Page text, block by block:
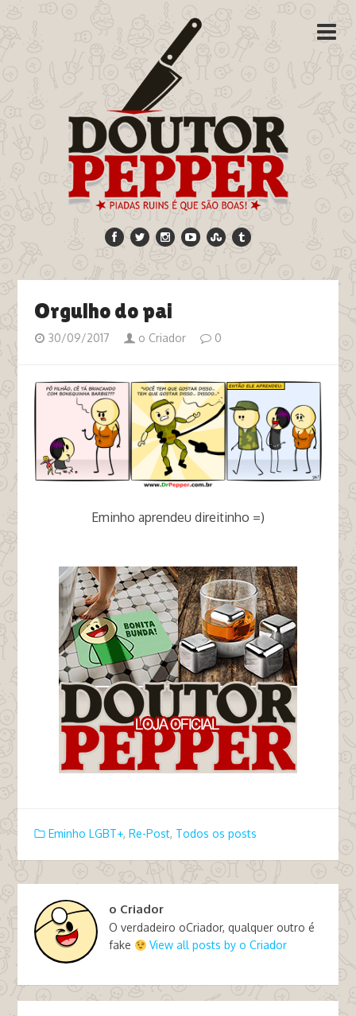
Orgulho do pai
30/09/2017 o Criador 0
Eminho aprendeu direitinho =)
Eminho LGBT+, Re-Post, Todos os posts
o Criador
O verdadeiro oCriador, qualquer outro é
fake
View all posts by o Criador